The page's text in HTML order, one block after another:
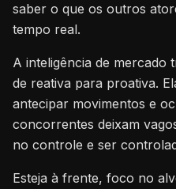
saber o que os outros
tempo real.
A inteligência de mercado
de reativa para proativa.
antecipar movimentos e
concorrentes deixam
no controle e ser
Esteja à frente, foco no